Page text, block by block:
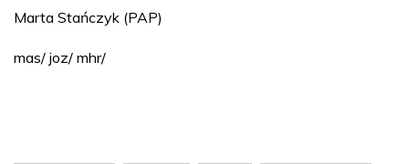
Marta Stańczyk (PAP)
mas/ joz/ mhr/